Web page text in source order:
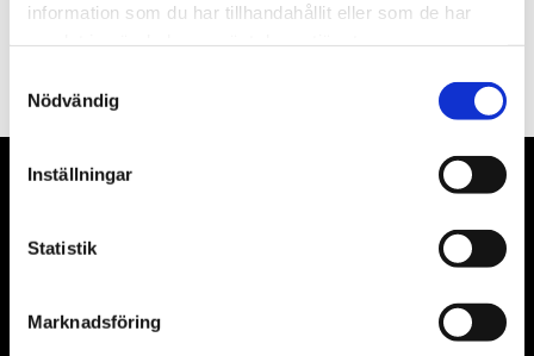
information som du har tillhandahållit eller som de har
Nödvändig
Inställningar
Statistik
Marknadsföring
PRENUMERERA
Våra främsta leverantörer är KS Tools verktyg, ATH billyftar
gärna om vad som helst då vi gör vårt yttersta för att hjälpa